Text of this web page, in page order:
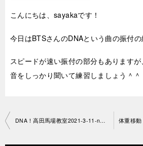
こんにちは、sayakaです！
今日はBTSさんのDNAという曲の振付の
スピードが速い振付の部分もありますが、
音をしっかり聞いて練習しましょう＾＾
投